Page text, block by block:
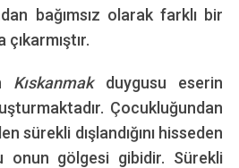
bağımsız olarak farklı bir
Kıskanmakduygusu eserin
Çocukluğundan
sürekli dışlandığını hisseden
onun gölgesi gibidir. Sürekli